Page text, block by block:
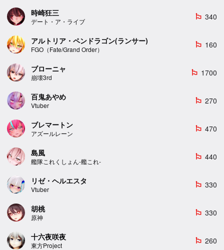
時崎狂三
デート・ア・ライブ
emoji_flags 340
アルトリア・ペンドラゴン(ランサー)
FGO（Fate/Grand Order）
emoji_flags 160
ブローニャ
崩壊3rd
emoji_flags 1700
百鬼あやめ
Vtuber
emoji_flags 270
ブレマートン
アズールレーン
emoji_flags 470
島風
艦隊これくしょん-艦これ-
emoji_flags 440
リゼ・ヘルエスタ
Vtuber
emoji_flags 330
胡桃
原神
emoji_flags 330
十六夜咲夜
東方Project
emoji_flags 260